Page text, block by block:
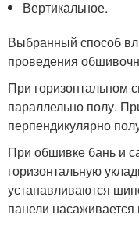
Вертикальное.
Выбранный способ
проведения
При горизонтальном
параллельно полу.
перпендикулярно
При обшивке бань и
горизонтальную
устанавливаются
панели